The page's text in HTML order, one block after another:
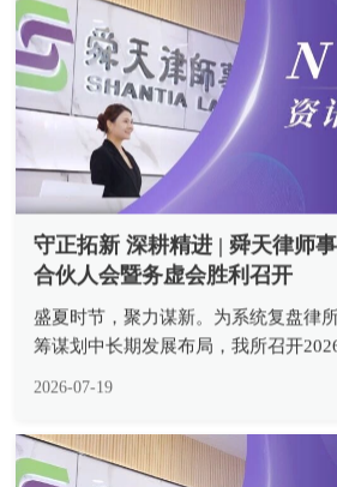
守正拓新 深耕精进 | 舜天律师事务所2026年年中
合伙人会暨务虚会胜利召开
盛夏时节，聚力谋新。为系统复盘律
筹谋划中长期发展布局，我所召开
持，全体合伙人齐聚会场，以复盘总